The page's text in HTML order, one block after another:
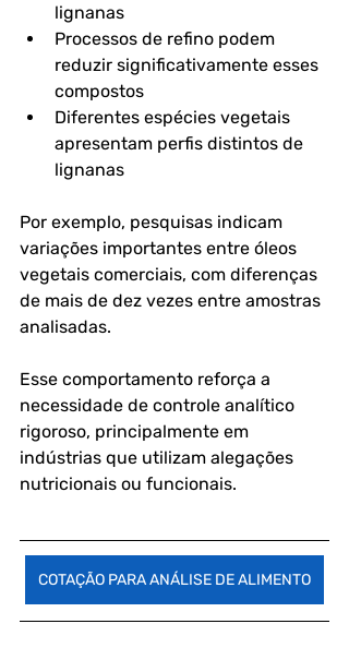
lignanas
Processos de refino podem
reduzir significativamente esses
compostos
Diferentes espécies vegetais
apresentam perfis distintos de
lignanas
Por exemplo, pesquisas indicam
variações importantes entre óleos
vegetais comerciais, com diferenças
de mais de dez vezes entre amostras
analisadas.
Esse comportamento reforça a
necessidade de controle analítico
rigoroso, principalmente em
indústrias que utilizam alegações
nutricionais ou funcionais.
COTAÇÃO PARA ANÁLISE DE ALIMENTO